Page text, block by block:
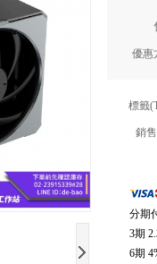
優惠
標籤
銷
分期
3期
6期 4